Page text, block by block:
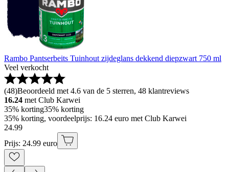
Rambo Pantserbeits Tuinhout zijdeglans dekkend diepzwart 750 ml
Veel verkocht
(48)Beoordeeld met 4.6 van de 5 sterren, 48 klantreviews
16.24 met Club Karwei
35% korting35% korting
35% korting, voordeelprijs: 16.24 euro met Club Karwei
24.99
Prijs: 24.99 euro